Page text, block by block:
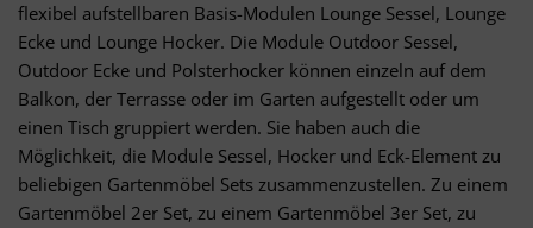
flexibel aufstellbaren Basis-Modulen Lounge Sessel, Lounge
Ecke und Lounge Hocker. Die Module Outdoor Sessel,
Outdoor Ecke und Polsterhocker können einzeln auf dem
Balkon, der Terrasse oder im Garten aufgestellt oder um
einen Tisch gruppiert werden. Sie haben auch die
Möglichkeit, die Module Sessel, Hocker und Eck-Element zu
beliebigen Gartenmöbel Sets zusammenzustellen. Zu einem
Gartenmöbel 2er Set, zu einem Gartenmöbel 3er Set, zu